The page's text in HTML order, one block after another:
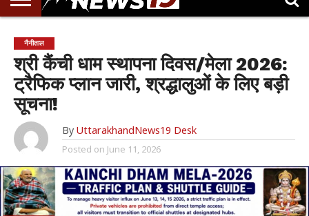
नैनीताल
श्री कैंची धाम स्थापना दिवस/मेला 2026:
ट्रैफिक प्लान जारी, श्रद्धालुओं के लिए बड़ी
सूचना!
By UttarakhandNews19 Desk
Posted on June 11, 2026